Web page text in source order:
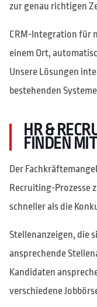
zur genau richtigen
CRM-Integration für
einem Ort,
Unsere Lösungen
bestehenden
HR &
FINDEN
Der
Recruiting-Prozesse
schneller als die
Stellenanzeigen, die
ansprechende
Kandidaten
verschiedene